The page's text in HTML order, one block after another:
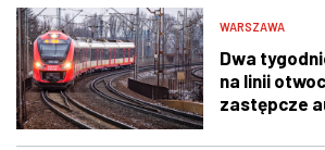
WARSZAWA
Dwa
na linii
zastępcze